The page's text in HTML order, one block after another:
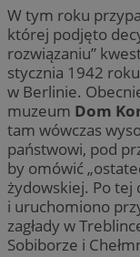
W tym roku
której podjęto
rozwiązaniu”
stycznia 1942
w Berlinie.
muzeum Dom
tam wówczas
państwowi, pod
by omówić
żydowskiej. Po tej
i uruchomiono
zagłady w
Sobiborze i